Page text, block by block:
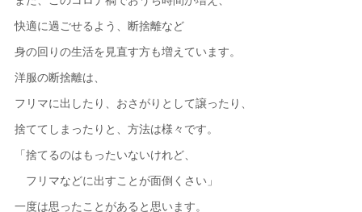
快適に過ごせるよう、断捨離など
身の回りの生活を見直す方も増えています。
洋服の断捨離は、
フリマに出したり、おさがりとして譲ったり、
捨ててしまったりと、方法は様々です。
「捨てるのはもったいないけれど、
フリマなどに出すことが面倒くさい」
一度は思ったことがあると思います。